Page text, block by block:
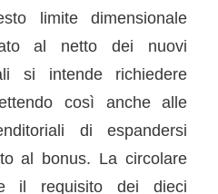
limite dimensionale
al netto dei nuovi
si intende richiedere
così anche alle
di espandersi
al bonus. La circolare
il requisito dei dieci